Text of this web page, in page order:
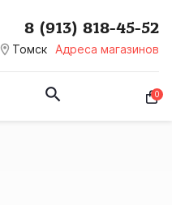
room Томск Адреса магазинов
8 (913) 818-45-52
0